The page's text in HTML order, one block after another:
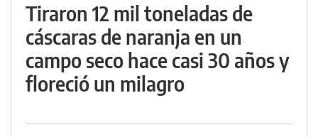
Tiraron 12 mil toneladas de
cáscaras de naranja en un
campo seco hace casi 30 años y
floreció un milagro